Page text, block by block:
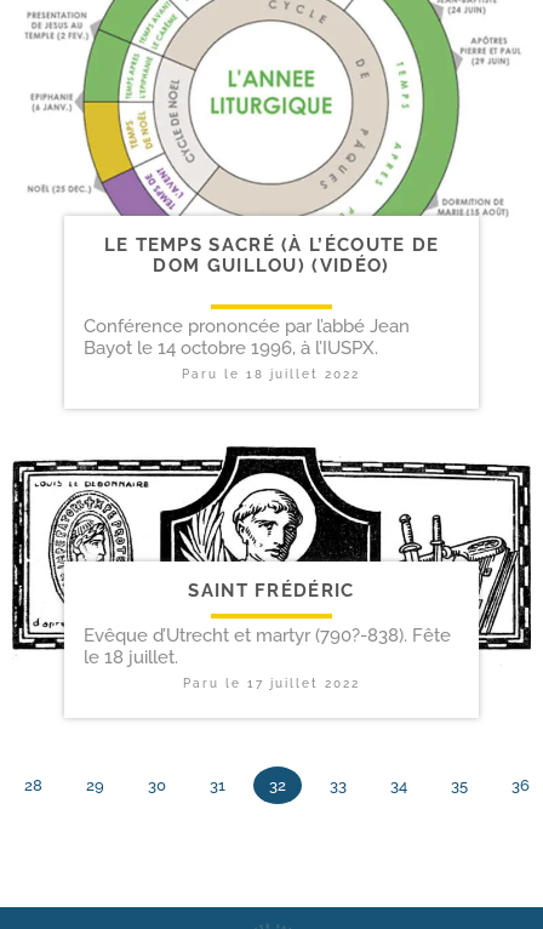
LE TEMPS SACRÉ (À L’ÉCOUTE DE
DOM GUILLOU) (VIDÉO)
Conférence prononcée par l’abbé Jean
Bayot le 14 octobre 1996, à l’IUSPX.
Paru le18 juillet 2022
SAINT FRÉDÉRIC
Evêque d’Utrecht et martyr (790?-838). Fête
le 18 juillet.
Paru le 17 juillet 2022
28 29 30 31 32 33 34 35 36